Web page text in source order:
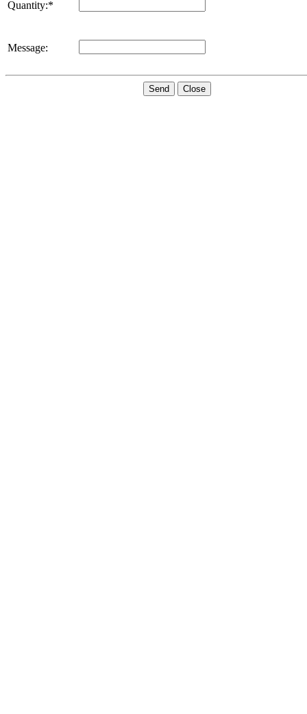
Quantity:*
Message:
Send Close